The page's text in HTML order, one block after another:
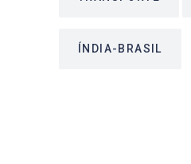
ÍNDIA-BRASIL